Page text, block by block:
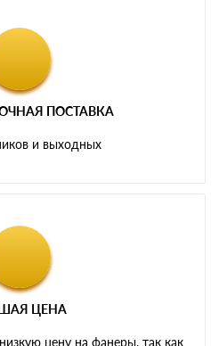
ПОСТАВКА
и выходных
ЦЕНА
цену на фанеры, так как